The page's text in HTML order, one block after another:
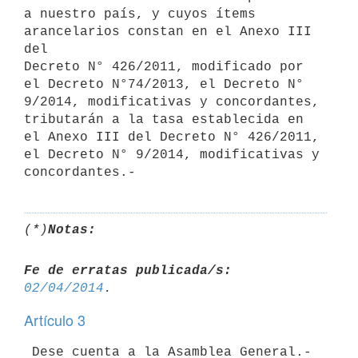
a nuestro país, y cuyos ítems
arancelarios constan en el Anexo III
del
Decreto N° 426/2011, modificado por
el Decreto N°74/2013, el Decreto N°
9/2014, modificativas y concordantes,
tributarán a la tasa establecida en
el Anexo III del Decreto N° 426/2011,
el Decreto N° 9/2014, modificativas y
concordantes.-
(*)Notas:
Fe de erratas publicada/s:
02/04/2014
Artículo 3